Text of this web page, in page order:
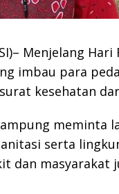
Menjelang Hari
imbau para
kesehatan
meminta
serta
dan